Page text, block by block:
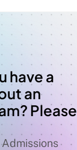
have a
an
Please